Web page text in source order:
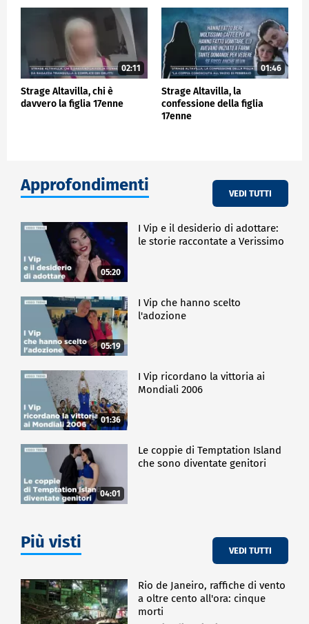
02:11
Strage Altavilla, chi è
davvero la figlia 17enne
01:46
Strage Altavilla, la
confessione della figlia
17enne
Approfondimenti VEDI TUTTI
05:20
I Vip e il desiderio di adottare:
le storie raccontate a Verissimo
05:19
I Vip che hanno scelto
l'adozione
01:36
I Vip ricordano la vittoria ai
Mondiali 2006
04:01
Le coppie di Temptation Island
che sono diventate genitori
Più visti VEDI TUTTI
Rio de Janeiro, raffiche di vento
a oltre cento all'ora: cinque
morti